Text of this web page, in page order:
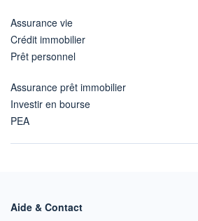
Assurance vie
Crédit immobilier
Prêt personnel
Assurance prêt immobilier
Investir en bourse
PEA
Aide & Contact